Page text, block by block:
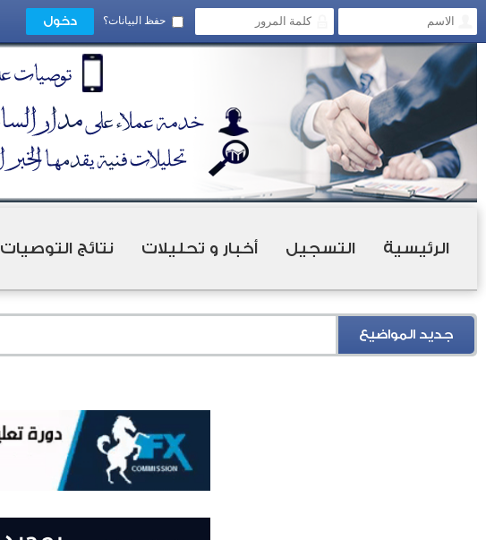
حفظ البيانات؟
الرئيسية التسجيل أخبار و تحليلات نتائج التوصيات
جديد المواضيع